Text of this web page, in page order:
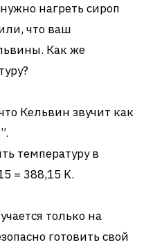
нагреть сироп
что ваш
Как же
Кельвин звучит как
температуру в
= 388,15 K.
только на
готовить свой